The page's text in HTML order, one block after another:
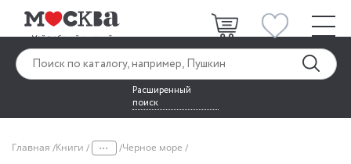
Расширенный
поиск
Главная Книги ... Черное море